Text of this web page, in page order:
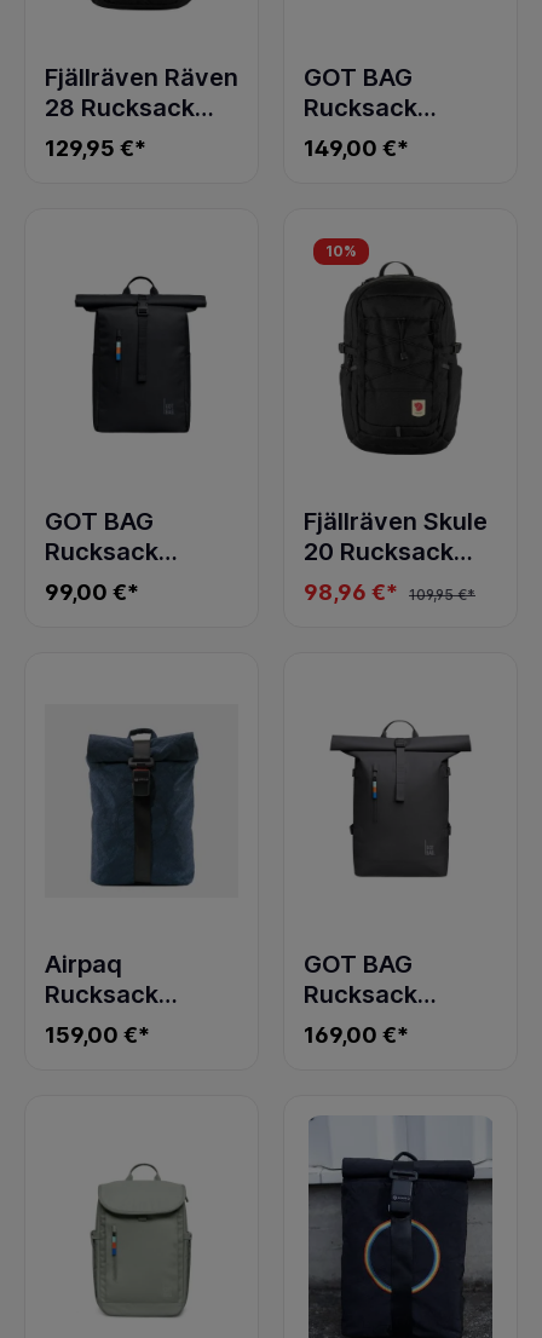
Fjällräven Räven
28 Rucksack
Black
129,95 €*
GOT BAG
Rucksack
ROLLTOP LITE
mangrove
149,00 €*
GOT BAG
Rucksack
ROLLTOP EASY
BLACK
99,00 €*
10%
Fjällräven Skule
20 Rucksack
Black
98,96 €* 109,95 €*
Airpaq
Rucksack
Rolltop Blau
159,00 €*
GOT BAG
Rucksack
ROLLTOP 2.0
shark
169,00 €*